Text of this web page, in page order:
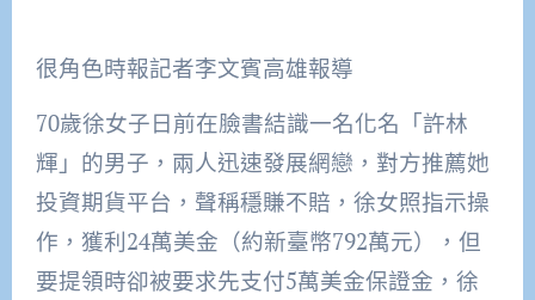
很角色時報記者李文賓高雄報導
70歲徐女子日前在臉書結識一名化名「許林
輝」的男子，兩人迅速發展網戀，對方推薦她
投資期貨平台，聲稱穩賺不賠，徐女照指示操
作，獲利24萬美金（約新臺幣792萬元），但
要提領時卻被要求先支付5萬美金保證金，徐